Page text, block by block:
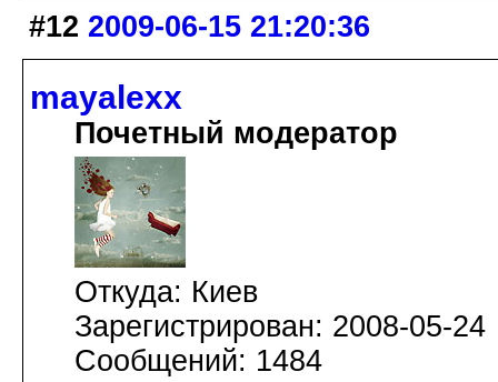
#12 2009-06-15 21:20:36
mayalexx
Почетный модератор
Откуда: Киев
Зарегистрирован: 2008-05-24
Сообщений: 1484